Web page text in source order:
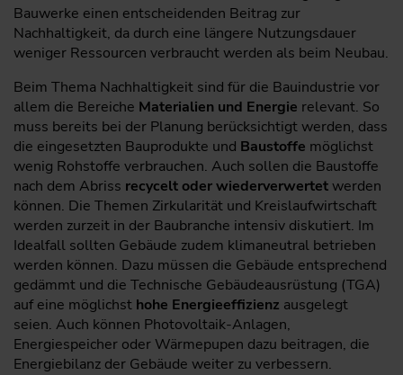
Bauwerke einen entscheidenden Beitrag zur
Nachhaltigkeit, da durch eine längere Nutzungsdauer
weniger Ressourcen verbraucht werden als beim Neubau.
Beim Thema Nachhaltigkeit sind für die Bauindustrie vor
allem die Bereiche Materialien und Energie relevant. So
muss bereits bei der Planung berücksichtigt werden, dass
die eingesetzten Bauprodukte und Baustoffe möglichst
wenig Rohstoffe verbrauchen. Auch sollen die Baustoffe
nach dem Abriss recycelt oder wiederverwertetwerden
können. Die Themen Zirkularität und Kreislaufwirtschaft
werden zurzeit in der Baubranche intensiv diskutiert. Im
Idealfall sollten Gebäude zudem klimaneutral betrieben
werden können. Dazu müssen die Gebäude entsprechend
gedämmt und die Technische Gebäudeausrüstung (TGA)
auf eine möglichst hohe Energieeffizienz ausgelegt
seien. Auch können Photovoltaik-Anlagen,
Energiespeicher oder Wärmepupen dazu beitragen, die
Energiebilanz der Gebäude weiter zu verbessern.